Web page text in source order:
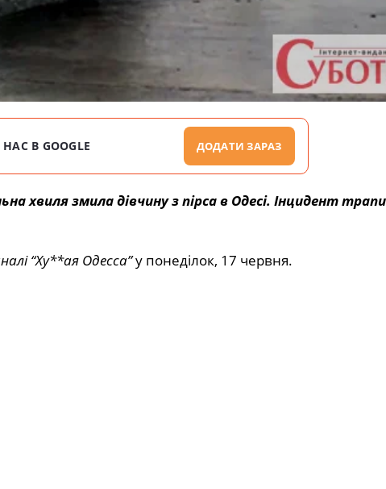
В GOOGLE ДОДАТИ ЗАРАЗ
хвиля змила дівчину з пірса в Одесі. Інцидент
“Ху**ая Одесса”у понеділок, 17 червня.